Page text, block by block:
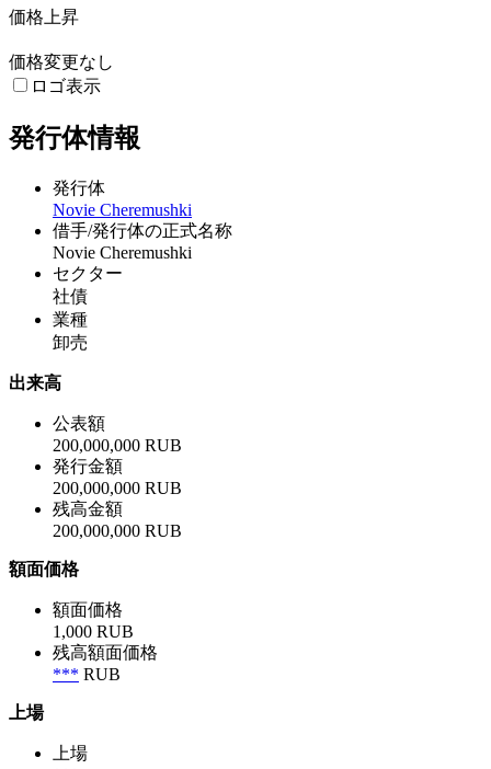
価格上昇
価格変更なし
ロゴ表示
発行体情報
発行体
Novie Cheremushki
借手/発行体の正式名称
Novie Cheremushki
セクター
社債
業種
卸売
出来高
公表額
200,000,000 RUB
発行金額
200,000,000 RUB
残高金額
200,000,000 RUB
額面価格
額面価格
1,000 RUB
残高額面価格
*** RUB
上場
上場